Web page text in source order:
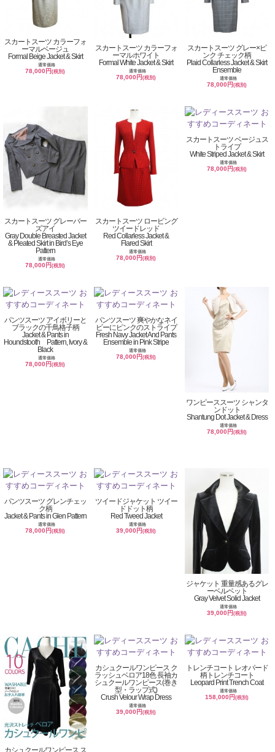
スカートスーツ カラーフォ
ーマルベージュ
Formal Beige Jacket & Skirt
通常価格
78,000円(税別)
スカートスーツ カラーフォ
ーマルホワイト
Formal White Jacket & Skirt
通常価格
78,000円(税別)
スカートスーツ グレー×ピ
ンク チェック柄
Plaid Collarless Jacket & Skirt
Ensemble
通常価格
78,000円(税別)
スカートスーツ グレーバー
ズアイ
Gray Double Breasted Jacket
& Pleated Skirt in Bird’s Eye
Pattern
通常価格
78,000円(税別)
スカートスーツ ロービング
ツイードレッド
Red Collarless Jacket &
Flared Skirt
通常価格
78,000円(税別)
スカートスーツ ベージュス
トライプ
White Striped Jacket & Skirt
通常価格
78,000円(税別)
パンツスーツ アイボリーと
ブラックの千鳥格子柄
Jacket & Pants in
Houndstooth Pattern, Ivory &
Black
通常価格
78,000円(税別)
パンツスーツ 爽やかなネイ
ビーにピンクのストライプ
Fresh Navy Jacket And Pants
Ensemble in Pink Stripe
通常価格
78,000円(税別)
ワンピーススーツ シャンタ
ンドット
Shantung Dot Jacket & Dress
通常価格
78,000円(税別)
パンツスーツ グレンチェッ
ク柄
Jacket & Pants in Glen Pattern
通常価格
78,000円(税別)
ツイードジャケット ツイー
ドドット柄
Red Tweed Jacket
通常価格
39,000円(税別)
ジャケット 重量感あるグレ
ーベルベット
Gray Velvet Solid Jacket
通常価格
39,000円(税別)
カシュクールワンピース ス
カシュクールワンピース ク
ラッシュベロア18色 長袖カ
シュクールワンピース(巻き
型・ラップ式)
Crush Velour Wrap Dress
通常価格
39,000円(税別)
トレンチコート レオパード
柄トレンチコート
Leopard Print Trench Coat
通常価格
158,000円(税別)